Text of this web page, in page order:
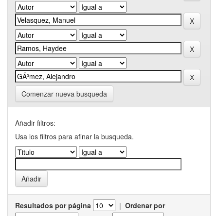
Comenzar nueva busqueda
Añadir filtros:
Usa los filtros para afinar la busqueda.
Resultados por página | Ordenar por